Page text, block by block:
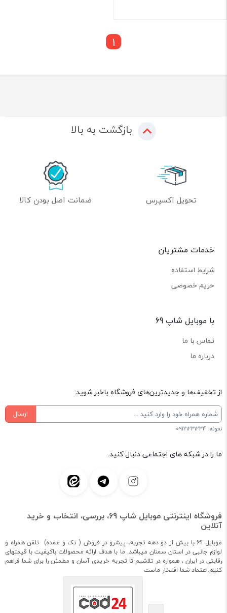
1
بازگشت به بالا
تحویل اکسپرس ضمانت اصل بودن کالا
خدمات مشتریان
شرایط استفاده
حریم خصوصی
با موبایل شاپ 69
تماس با ما
درباره ما
از تخفیف‌ها و جدیدترین‌های فروشگاه باخبر شوید:
ارسال
نمونه: 09121231234
ما را در شبکه های اجتماعی دنبال کنید.
فروشگاه اینترنتی موبایل شاپ 69، بررسی، انتخاب و خرید
آنلاین
موبایل 69 با بیش از دو دهه تجربه، پیشرو در فروش ( تک و عمده) تلفن همراه و
لوازم جانبی در استان سمنان میباشد. ما با هدف ارائه محصولات باکیفیت با قیمتهای
رقابتی در ایران ، همواره در تلاشیم تا تجربه خریدی آسان و مطمئن را برای شما فراهم
کنیم.اعتماد شما افتخار ماست